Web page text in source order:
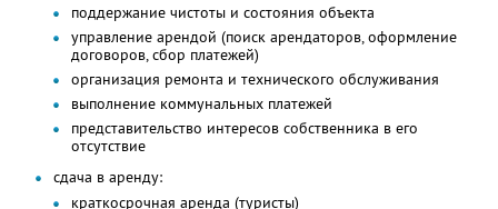
поддержание чистоты и состояния объекта
управление арендой (поиск арендаторов, оформление
договоров, сбор платежей)
организация ремонта и технического обслуживания
выполнение коммунальных платежей
представительство интересов собственника в его
отсутствие
сдача в аренду:
краткосрочная аренда (туристы)